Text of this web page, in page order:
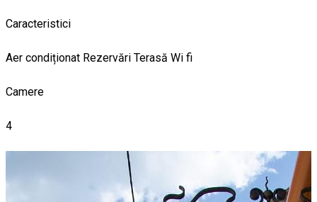
Caracteristici
Aer condiționat Rezervări Terasă Wi fi
Camere
4